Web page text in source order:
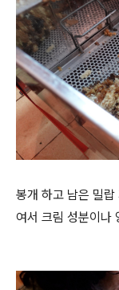
봉개 하고 남은 밀랍
여서 크림 성분이나